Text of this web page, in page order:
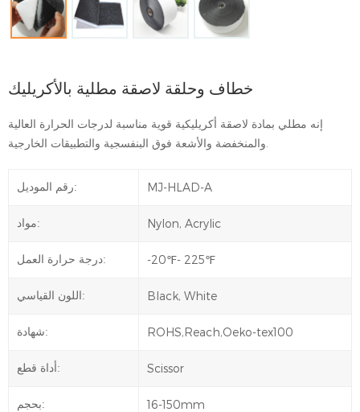
خطاف وحلقة لاصقة مطلية بالأكريليك
إنه مطلي بمادة لاصقة أكريليكية قوية مناسبة لدرجات الحرارة العالية
رقم الموديل: MJ-HLAD-A
مواد: Nylon, Acrylic
درجة حرارة العمل: -20℉- 225℉
اللون القياسي: Black, White
شهادة: ROHS,Reach,Oeko-tex100
أداة قطع: Scissor
بحجم: 16-150mm